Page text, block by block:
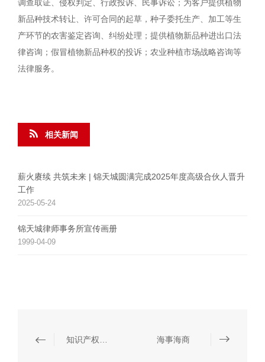
调查取证、侵权判定、行政投诉、民事诉讼；为客户提供植物
新品种技术转让、许可合同的起草，种子委托生产、加工等生
产环节的农害鉴定咨询、纠纷处理；提供植物新品种进出口法
律咨询；假冒植物新品种权的投诉；农业种植市场战略咨询等
法律服务。
相关新闻
薪火赓续 共筑未来 | 锦天城圆满完成2025年度高级合伙人晋升
工作
2025-05-24
锦天城律师事务所宣传画册
1999-04-09
海事海商